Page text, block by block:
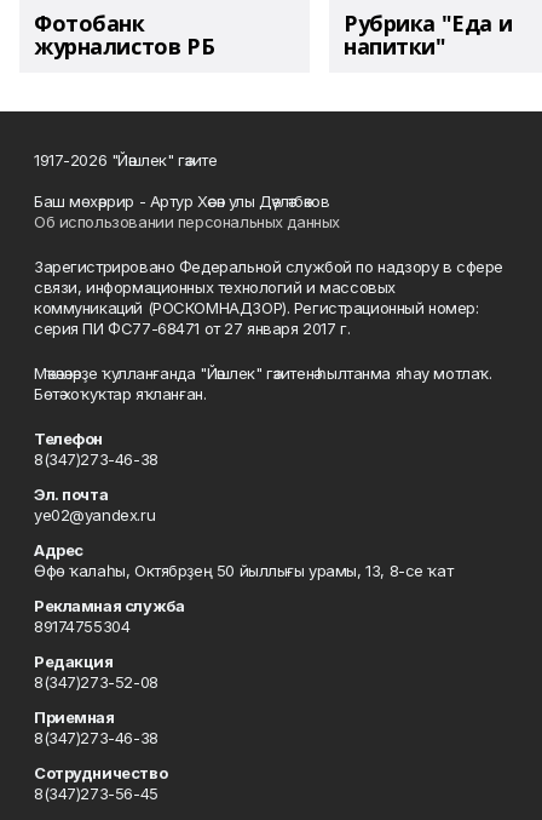
Фотобанк
журналистов РБ
Рубрика "Еда и
напитки"
1917-2026 "Йәшлек" гәзите
Баш мөхәррир - Артур Хәсән улы Дәүләтбәков
Об использовании персональных данных
Зарегистрировано Федеральной службой по надзору в сфере
связи, информационных технологий и массовых
коммуникаций (РОСКОМНАДЗОР). Регистрационный номер:
серия ПИ ФС77-68471 от 27 января 2017 г.
Мәҡәләләрҙе ҡулланғанда "Йәшлек" гәзитенә һылтанма яһау мотлаҡ.
Бөтә хоҡуҡтар яҡланған.
Телефон
8(347)273-46-38
Эл. почта
ye02@yandex.ru
Адрес
Өфө ҡалаһы, Октябрҙең 50 йыллығы урамы, 13, 8-се ҡат
Рекламная служба
89174755304
Редакция
8(347)273-52-08
Приемная
8(347)273-46-38
Сотрудничество
8(347)273-56-45